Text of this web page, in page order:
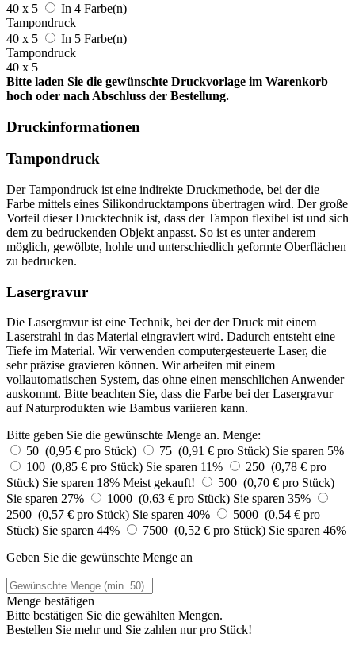
40 x 5
In 4 Farbe(n)
Tampondruck
40 x 5
In 5 Farbe(n)
Tampondruck
40 x 5
Bitte laden Sie die gewünschte Druckvorlage im Warenkorb
hoch oder nach Abschluss der Bestellung.
Druckinformationen
Tampondruck
Der Tampondruck ist eine indirekte Druckmethode, bei der die
Farbe mittels eines Silikondrucktampons übertragen wird. Der große
Vorteil dieser Drucktechnik ist, dass der Tampon flexibel ist und sich
dem zu bedruckenden Objekt anpasst. So ist es unter anderem
möglich, gewölbte, hohle und unterschiedlich geformte Oberflächen
zu bedrucken.
Lasergravur
Die Lasergravur ist eine Technik, bei der der Druck mit einem
Laserstrahl in das Material eingraviert wird. Dadurch entsteht eine
Tiefe im Material. Wir verwenden computergesteuerte Laser, die
sehr präzise gravieren können. Wir arbeiten mit einem
vollautomatischen System, das ohne einen menschlichen Anwender
auskommt. Bitte beachten Sie, dass die Farbe bei der Lasergravur
auf Naturprodukten wie Bambus variieren kann.
Bitte geben Sie die gewünschte Menge an. Menge:
50 (0,95 € pro Stück)
75 (0,91 € pro Stück) Sie sparen 5%
100 (0,85 € pro Stück) Sie sparen 11%
250 (0,78 € pro
Stück) Sie sparen 18% Meist gekauft!
500 (0,70 € pro Stück)
Sie sparen 27%
1000 (0,63 € pro Stück) Sie sparen 35%
2500 (0,57 € pro Stück) Sie sparen 40%
5000 (0,54 € pro
Stück) Sie sparen 44% 7500 (0,52 € pro Stück) Sie sparen 46%
Geben Sie die gewünschte Menge an
Menge bestätigen
Bitte bestätigen Sie die gewählten Mengen.
Bestellen Sie mehr und Sie zahlen nurpro Stück!